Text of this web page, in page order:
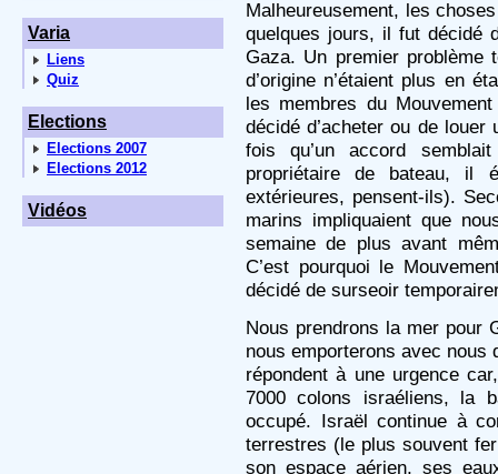
Varia
Liens
Quiz
Elections
Elections 2007
Elections 2012
Vidéos
Malheureusement, les
quelques jours, il fut décidé
Gaza. Un premier problème
d’origine n’étaient plus en
les membres du
décidé d’acheter ou de
fois qu’un accord
propriétaire de bateau, il
extérieures, pensent-ils).
marins impliquaient que
semaine de plus avant
C’est pourquoi le
décidé de surseoir
Nous prendrons la mer pour
nous emporterons avec
répondent à une urgence
7000 colons israéliens, la
occupé. Israël continue à
terrestres (le plus souvent
son espace aérien, ses